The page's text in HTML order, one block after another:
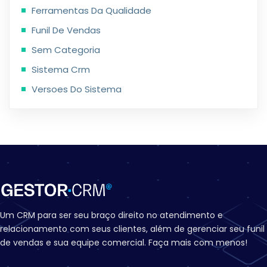
Ferramentas Da Qualidade
Funil De Vendas
Sem Categoria
Sistema Crm
Versoes Do Sistema
Um CRM para ser seu braço direito no atendimento e
relacionamento com seus clientes, além de gerenciar seu funil
de vendas e sua equipe comercial. Faça mais com menos!